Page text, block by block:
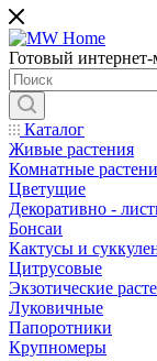
Готовый интернет-
Каталог
Живые растения
Комнатные
Цветущие
Декоративно -
Бонсаи
Кактусы и
Цитрусовые
Экзотические
Луковичные
Папоротники
Крупномеры